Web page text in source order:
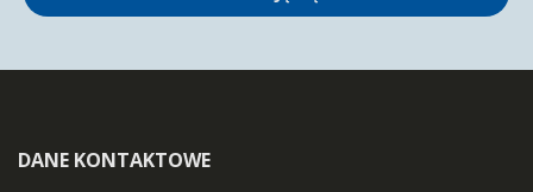
DANE KONTAKTOWE